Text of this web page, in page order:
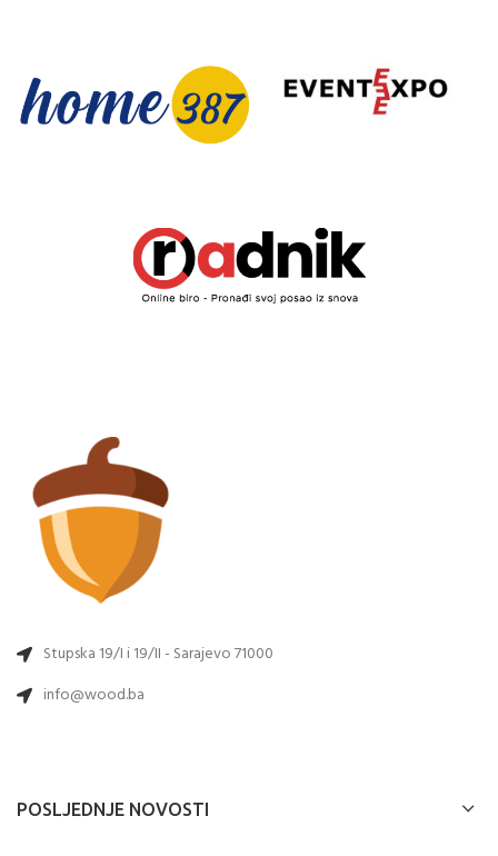
Stupska 19/I i 19/II - Sarajevo 71000
info@wood.ba
POSLJEDNJE NOVOSTI